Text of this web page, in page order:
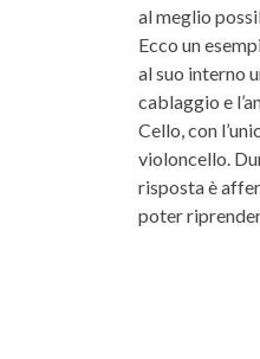
al meglio
Ecco un
al suo interno
cablaggio e
Cello, con
violoncello.
risposta è
poter